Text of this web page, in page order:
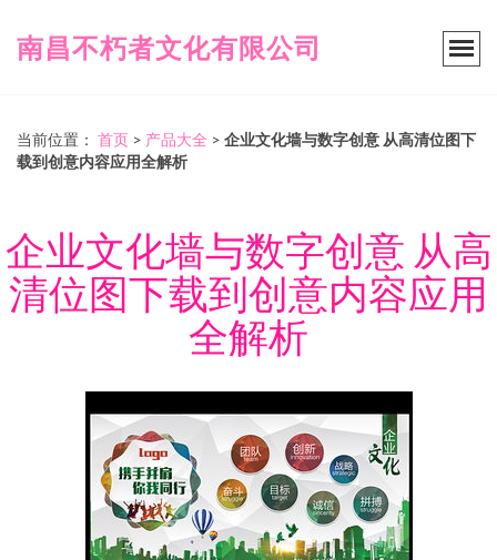
南昌不朽者文化有限公司
当前位置： 首页 > 产品大全 > 企业文化墙与数字创意 从高清位图下
载到创意内容应用全解析
企业文化墙与数字创意 从高
清位图下载到创意内容应用
全解析